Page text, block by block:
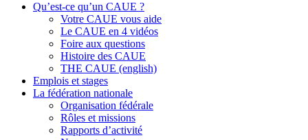
Qu’est-ce qu’un CAUE ?
Votre CAUE vous aide
Le CAUE en 4 vidéos
Foire aux questions
Histoire des CAUE
THE CAUE (english)
Emplois et stages
La fédération nationale
Organisation fédérale
Rôles et missions
Rapports d’activité